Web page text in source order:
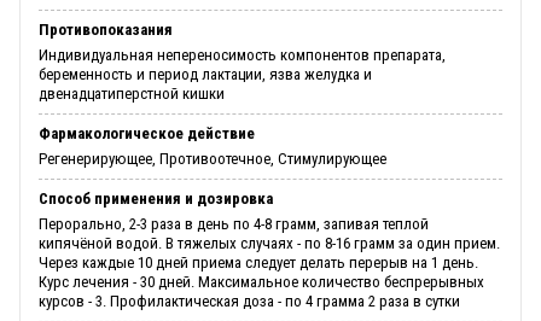
Противопоказания
Индивидуальная непереносимость компонентов препарата,
беременность и период лактации, язва желудка и
двенадцатиперстной кишки
Фармакологическое действие
Регенерирующее, Противоотечное, Стимулирующее
Способ применения и дозировка
Перорально, 2-3 раза в день по 4-8 грамм, запивая теплой
кипячёной водой. В тяжелых случаях - по 8-16 грамм за один прием.
Через каждые 10 дней приема следует делать перерыв на 1 день.
Курс лечения - 30 дней. Максимальное количество беспрерывных
курсов - 3. Профилактическая доза - по 4 грамма 2 раза в сутки